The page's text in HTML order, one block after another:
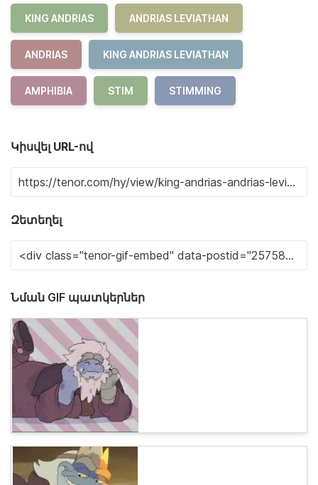
KING ANDRIAS ANDRIAS LEVIATHAN
ANDRIAS KING ANDRIAS LEVIATHAN
AMPHIBIA STIM STIMMING
Կիսվել URL-ով
Զետեղել
Նման GIF պատկերներ